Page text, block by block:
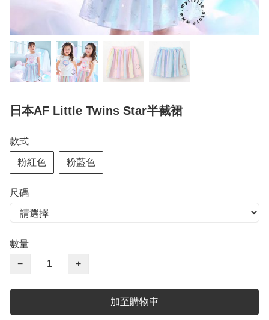
日本AF Little Twins Star半截裙
款式
粉紅色 粉藍色
尺碼
數量
−
+
加至購物車